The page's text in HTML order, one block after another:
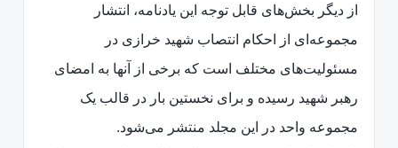
از دیگر بخش‌های قابل توجه این یادنامه، انتشار
مجموعه‌ای از احکام انتصاب شهید خرازی در
مسئولیت‌های مختلف است که برخی از آنها به امضای
رهبر شهید رسیده و برای نخستین بار در قالب یک
مجموعه واحد در این مجلد منتشر می‌شود.